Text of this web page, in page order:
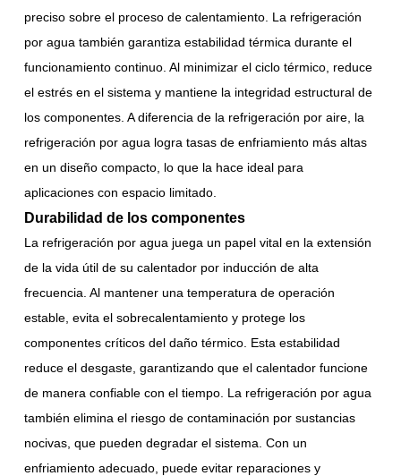
preciso sobre el proceso de calentamiento. La refrigeración
por agua también garantiza estabilidad térmica durante el
funcionamiento continuo. Al minimizar el ciclo térmico, reduce
el estrés en el sistema y mantiene la integridad estructural de
los componentes. A diferencia de la refrigeración por aire, la
refrigeración por agua logra tasas de enfriamiento más altas
en un diseño compacto, lo que la hace ideal para
aplicaciones con espacio limitado.
Durabilidad de los componentes
La refrigeración por agua juega un papel vital en la extensión
de la vida útil de su calentador por inducción de alta
frecuencia. Al mantener una temperatura de operación
estable, evita el sobrecalentamiento y protege los
componentes críticos del daño térmico. Esta estabilidad
reduce el desgaste, garantizando que el calentador funcione
de manera confiable con el tiempo. La refrigeración por agua
también elimina el riesgo de contaminación por sustancias
nocivas, que pueden degradar el sistema. Con un
enfriamiento adecuado, puede evitar reparaciones y